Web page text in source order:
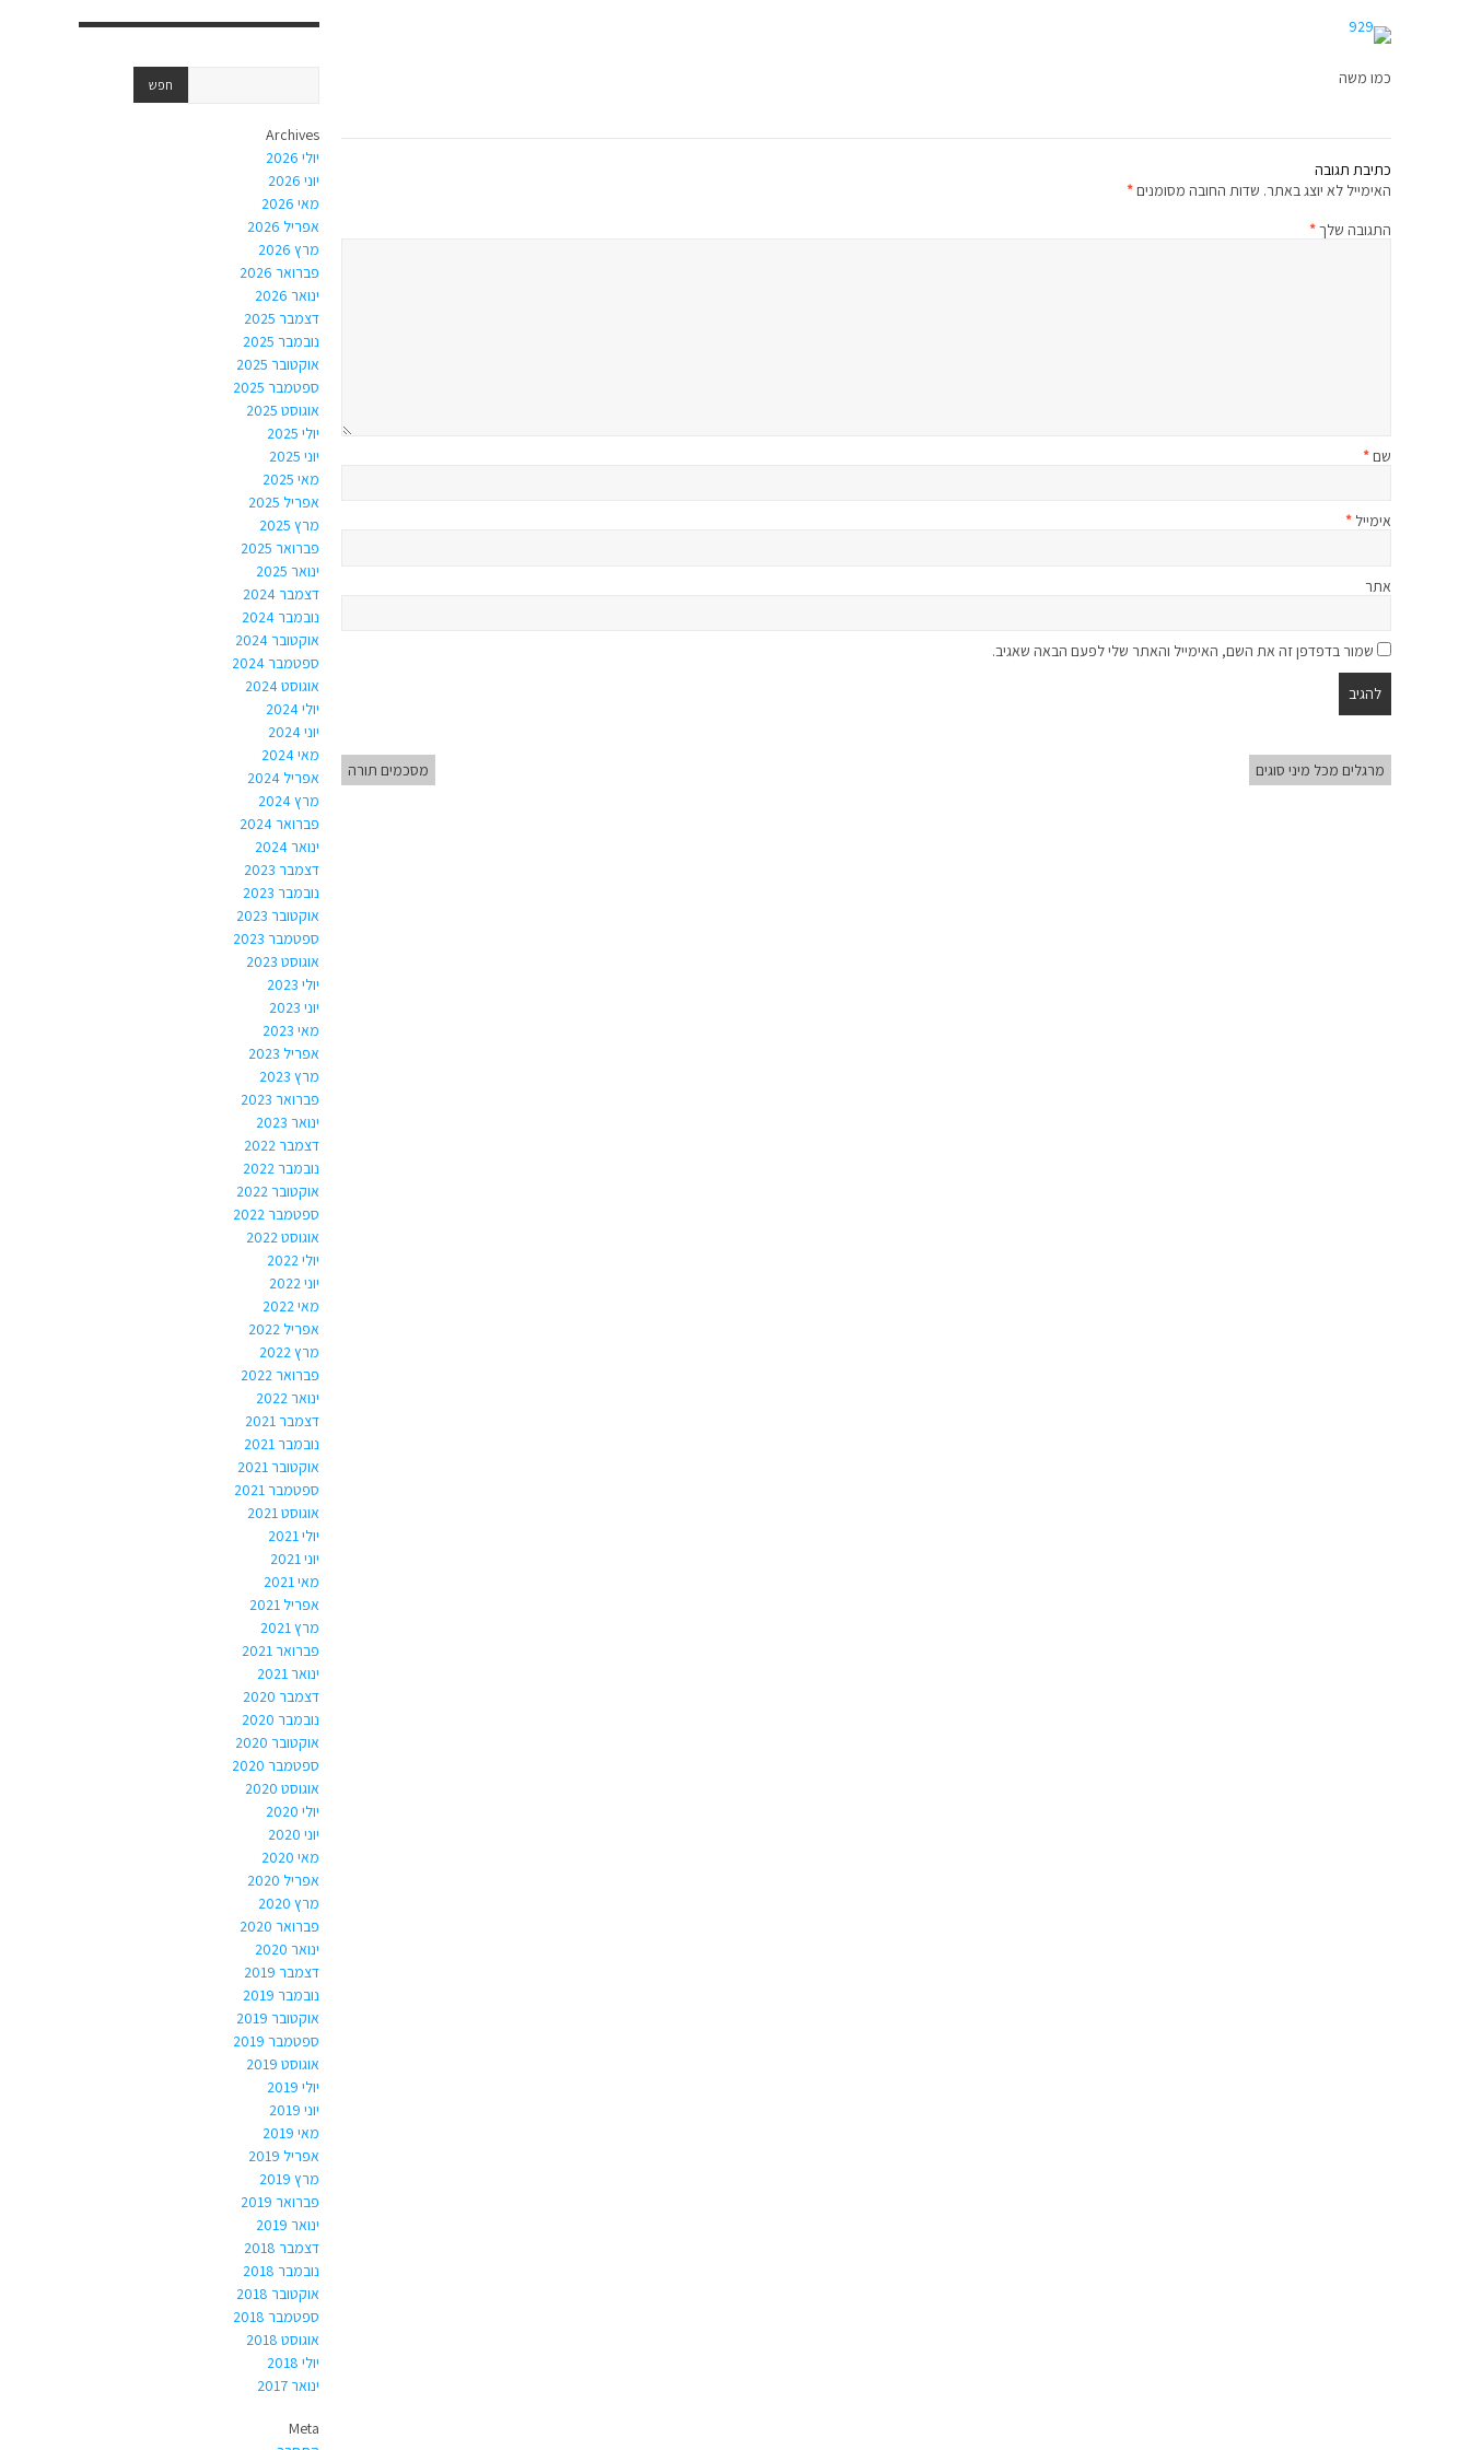
כמו משה
כתיבת תגובה
האימייל לא יוצג באתר. שדות החובה מסומנים*
התגובה שלך*
שם*
אימייל *
אתר
שמור בדפדפן זה את השם, האימייל והאתר שלי לפעם הבאה שאגיב.
מרגלים מכל מיני סוגים מסכמים תורה
Archives
יולי 2026
יוני 2026
מאי 2026
אפריל 2026
מרץ 2026
פברואר 2026
ינואר 2026
דצמבר 2025
נובמבר 2025
אוקטובר 2025
ספטמבר 2025
אוגוסט 2025
יולי 2025
יוני 2025
מאי 2025
אפריל 2025
מרץ 2025
פברואר 2025
ינואר 2025
דצמבר 2024
נובמבר 2024
אוקטובר 2024
ספטמבר 2024
אוגוסט 2024
יולי 2024
יוני 2024
מאי 2024
אפריל 2024
מרץ 2024
פברואר 2024
ינואר 2024
דצמבר 2023
נובמבר 2023
אוקטובר 2023
ספטמבר 2023
אוגוסט 2023
יולי 2023
יוני 2023
מאי 2023
אפריל 2023
מרץ 2023
פברואר 2023
ינואר 2023
דצמבר 2022
נובמבר 2022
אוקטובר 2022
ספטמבר 2022
אוגוסט 2022
יולי 2022
יוני 2022
מאי 2022
אפריל 2022
מרץ 2022
פברואר 2022
ינואר 2022
דצמבר 2021
נובמבר 2021
אוקטובר 2021
ספטמבר 2021
אוגוסט 2021
יולי 2021
יוני 2021
מאי 2021
אפריל 2021
מרץ 2021
פברואר 2021
ינואר 2021
דצמבר 2020
נובמבר 2020
אוקטובר 2020
ספטמבר 2020
אוגוסט 2020
יולי 2020
יוני 2020
מאי 2020
אפריל 2020
מרץ 2020
פברואר 2020
ינואר 2020
דצמבר 2019
נובמבר 2019
אוקטובר 2019
ספטמבר 2019
אוגוסט 2019
יולי 2019
יוני 2019
מאי 2019
אפריל 2019
מרץ 2019
פברואר 2019
ינואר 2019
דצמבר 2018
נובמבר 2018
אוקטובר 2018
ספטמבר 2018
אוגוסט 2018
יולי 2018
ינואר 2017
Meta